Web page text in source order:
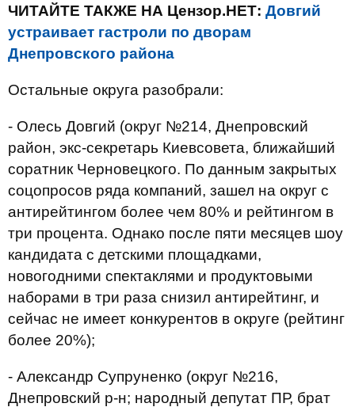
ЧИТАЙТЕ ТАКЖЕ НА Цензор.НЕТ: Довгий
устраивает гастроли по дворам
Днепровского района
Остальные округа разобрали:
- Олесь Довгий (округ №214, Днепровский
район, экс-секретарь Киевсовета, ближайший
соратник Черновецкого. По данным закрытых
соцопросов ряда компаний, зашел на округ с
антирейтингом более чем 80% и рейтингом в
три процента. Однако после пяти месяцев шоу
кандидата с детскими площадками,
новогодними спектаклями и продуктовыми
наборами в три раза снизил антирейтинг, и
сейчас не имеет конкурентов в округе (рейтинг
более 20%);
- Александр Супруненко (округ №216,
Днепровский р-н; народный депутат ПР, брат